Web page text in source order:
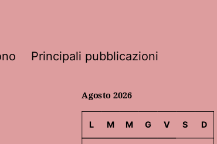
Principali pubblicazioni
Agosto 2026
L M M G V S D